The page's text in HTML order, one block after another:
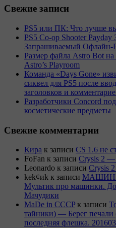
Свежие записи
PS5 или ПК: Что лучше
PS5 Co-op Shooter Payday
Запрашиваемый
Размер файла Astro Bot
Astro’s Playroom
Команда «Days Gone»
сиквел для PS5 после
заголовков и
Разработчики Concord
косметические предметы
Свежие комментарии
Кира к записи CS 1.6 не
FoFan к записи Crysis 2 —
Leonardo к записи Crysis
kek¢иk к записи
Мультик про машинки.
Мачудики
MaDe in CCCP к записи
тайники) — Берег
последняя флешка.